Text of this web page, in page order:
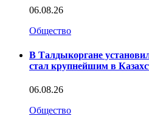
06.08.26
Общество
В Талдыкоргане
стал крупнейшим в
06.08.26
Общество